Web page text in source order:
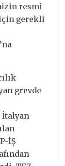
resmi
gerekli
grevde
İtalyan
İŞ